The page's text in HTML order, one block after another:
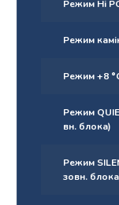
Режим Hi
Режим
Режим +8
Режим
вн. блока)
Режим
зовн.